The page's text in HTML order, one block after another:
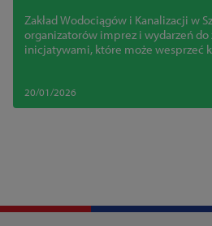
Zakład Wodociągów i Kanalizacji w
organizatorów imprez i wydarzeń do
inicjatywami, które może wesprzeć
20/01/2026